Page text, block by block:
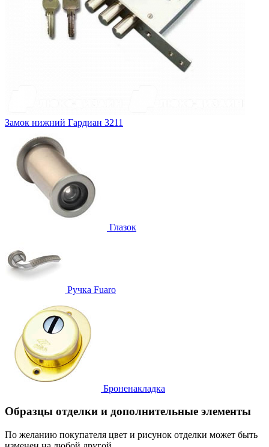
Замок нижний Гардиан 3211
Глазок
Ручка Fuaro
Броненакладка
Образцы отделки и дополнительные элементы
По желанию покупателя цвет и рисунок отделки может быть